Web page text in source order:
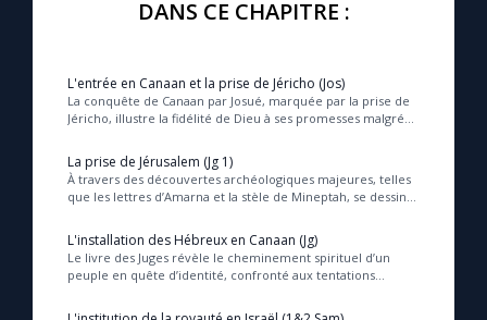
Le site internet
Questions-réponses
Prier au quotidien
Avec Thérèse de Lisieux
L'Évangile chaque jour
DANS CE CHAPITRE :
L'entrée en Canaan et la prise de Jéricho (Jos)
La conquête de Canaan par Josué, marquée par la prise de
Jéricho, illustre la fidélité de Dieu à ses promesses malgré
La prise de Jérusalem (Jg 1)
À travers des découvertes archéologiques majeures, telles
que les lettres d’Amarna et la stèle de Mineptah, se dessine
L'installation des Hébreux en Canaan (Jg)
Le livre des Juges révèle le cheminement spirituel d’un
peuple en quête d’identité, confronté aux tentations